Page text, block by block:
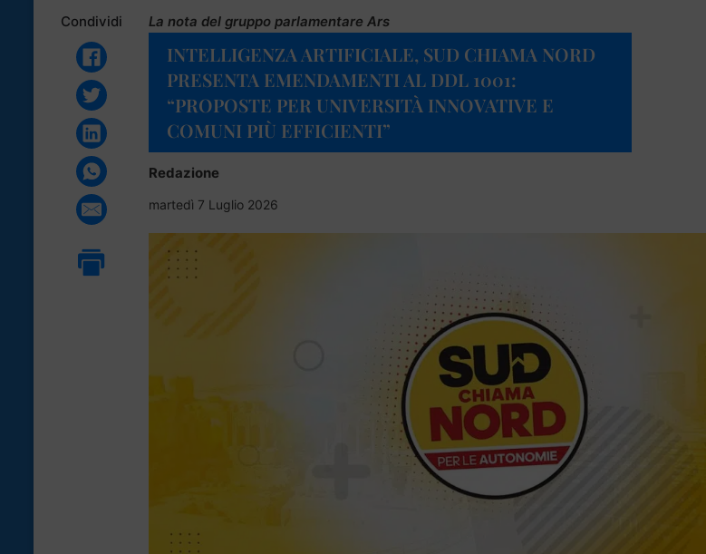
Condividi La nota del gruppo parlamentare Ars
INTELLIGENZA ARTIFICIALE, SUD CHIAMA NORD
PRESENTA EMENDAMENTI AL DDL 1001:
“PROPOSTE PER UNIVERSITÀ INNOVATIVE E
COMUNI PIÙ EFFICIENTI”
Redazione
martedì 7 Luglio 2026